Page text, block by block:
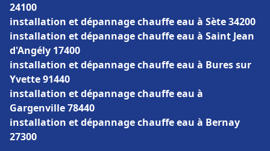
24100
installation et dépannage chauffe eau à Sète 34200
installation et dépannage chauffe eau à Saint Jean
d'Angély 17400
installation et dépannage chauffe eau à Bures sur
Yvette 91440
installation et dépannage chauffe eau à
Gargenville 78440
installation et dépannage chauffe eau à Bernay
27300